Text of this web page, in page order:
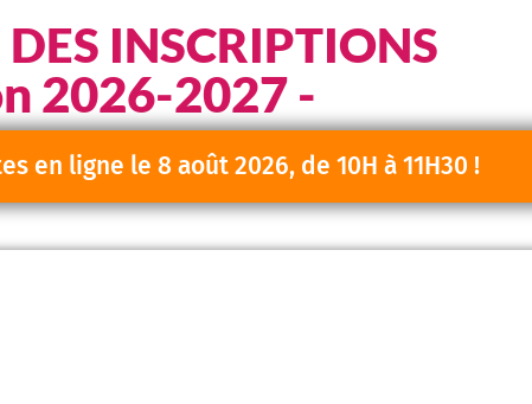
INSCRIPTIONS
2026-2027 -
en ligne le 8 août 2026, de 10H à 11H30 !